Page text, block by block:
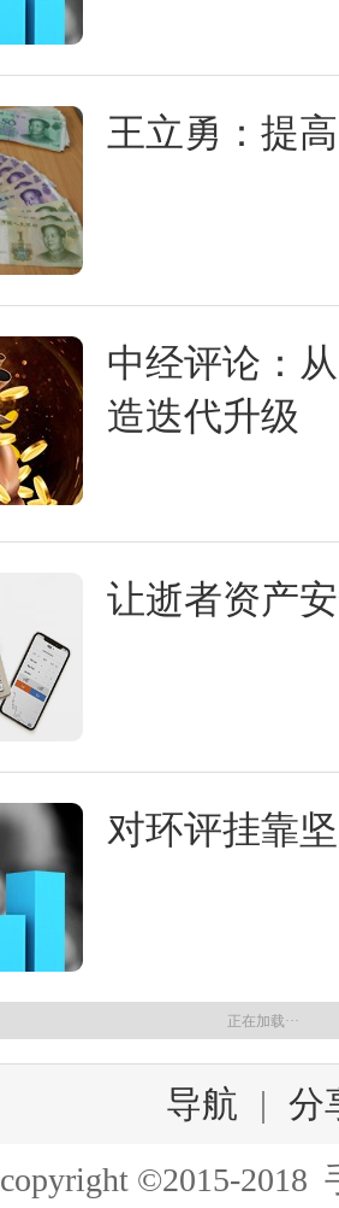
王立勇：提
中经评论：
造迭代升级
让逝者资产
对环评挂靠
正在加载···
导航 | 分
copyright ©2015-2018